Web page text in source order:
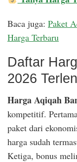
Baca juga: Paket
Harga Terbaru
Daftar
2026
Harga Aqiqah
kompetitif.
paket dari
harga sudah
Ketiga, bonus